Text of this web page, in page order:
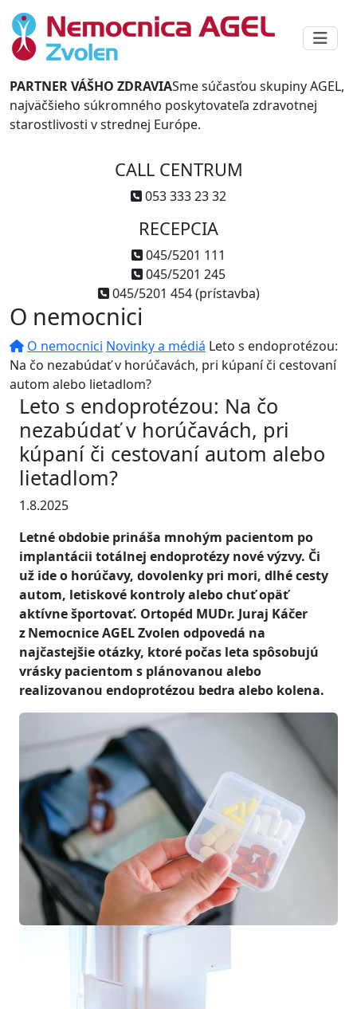
PARTNER VÁŠHO ZDRAVIASme súčasťou skupiny AGEL,
najväčšieho súkromného poskytovateľa zdravotnej
starostlivosti v strednej Európe.
CALL CENTRUM
053 333 23 32
RECEPCIA
045/5201 111
045/5201 245
045/5201 454 (prístavba)
O nemocnici
O nemocnici Novinky a médiá Leto s endoprotézou:
Na čo nezabúdať v horúčavách, pri kúpaní či cestovaní
autom alebo lietadlom?
Leto s endoprotézou: Na čo
nezabúdať v horúčavách, pri
kúpaní či cestovaní autom alebo
lietadlom?
1.8.2025
Letné obdobie prináša mnohým pacientom po
implantácii totálnej endoprotézy nové výzvy. Či
už ide o horúčavy, dovolenky pri mori, dlhé cesty
autom, letiskové kontroly alebo chuť opäť
aktívne športovať. Ortopéd MUDr. Juraj Káčer
z Nemocnice AGEL Zvolen odpovedá na
najčastejšie otázky, ktoré počas leta spôsobujú
vrásky pacientom s plánovanou alebo
realizovanou endoprotézou bedra alebo kolena.